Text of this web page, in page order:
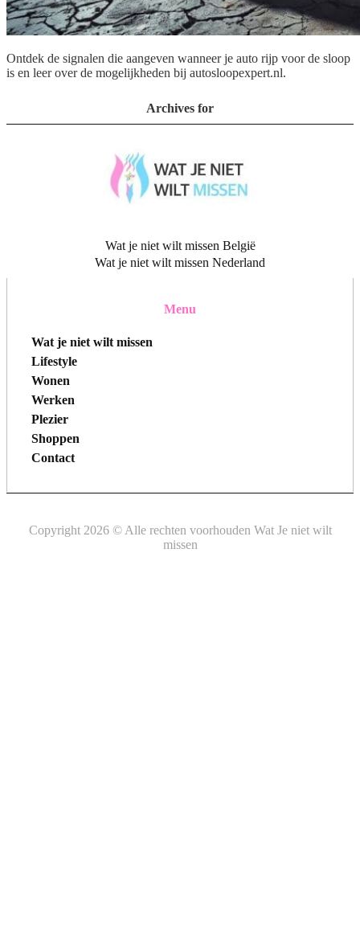
Ontdek de signalen die aangeven wanneer je auto rijp voor de sloop
is en leer over de mogelijkheden bij autosloopexpert.nl.
Archives for
Wat je niet wilt missen België
Wat je niet wilt missen Nederland
Menu
Wat je niet wilt missen
Lifestyle
Wonen
Werken
Plezier
Shoppen
Contact
Copyright 2026 © Alle rechten voorhouden Wat Je niet wilt
missen